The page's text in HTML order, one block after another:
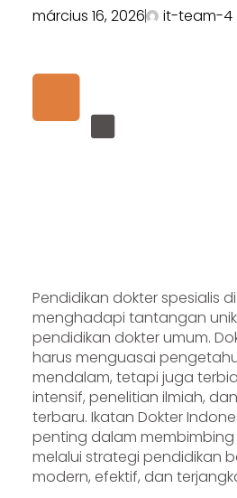
március 16, 2026 it-team-4
Pendidikan dokter spesialis
menghadapi tantangan
pendidikan dokter umum.
harus menguasai
mendalam, tetapi juga
intensif, penelitian ilmiah,
terbaru. Ikatan Dokter
penting dalam membimbing
melalui strategi pendidikan
modern, efektif, dan